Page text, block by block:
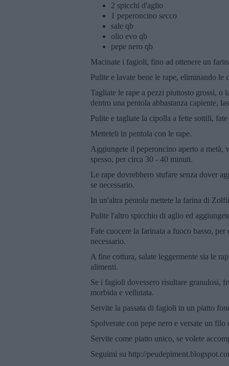
2 spicchi d'aglio
1 peperoncino secco
sale qb
olio evo qb
pepe nero qb
Macinate i fagioli, fino ad ottenere un
Pulite e lavate bene le rape, eliminando le
Tagliate le rape a pezzi piuttosto grossi, o
dentro una pentola abbastanza capiente,
Pulite e tagliate la cipolla a fette sottili,
Metteteli in pentola con le rape.
Aggiungete il peperoncino aperto a metà,
spesso, per circa 30 - 40 minuti.
Le rape dovrebbero stufare senza dover
se necessario.
In un'altra pentola mettete la farina di
Pulite l'altro spicchio di aglio ed
Fate cuocere la farinata a fuoco basso,
necessario.
A fine cottura, salate leggermente sia le
alimenti.
Se i fagioli dovessero risultare granulosi,
morbida e vellutata.
Servite la passata di fagioli in un piatto
Spolverate con pepe nero e versate un filo
Servite come piatto unico, se volete
Seguimi su http://